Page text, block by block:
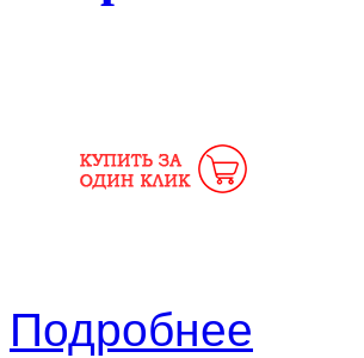
Подробнее